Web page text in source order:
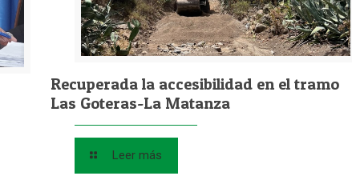
Recuperada la accesibilidad en el tramo
Las Goteras-La Matanza
Leer más